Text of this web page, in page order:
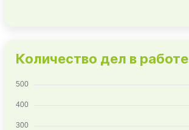
Количество дел в работе